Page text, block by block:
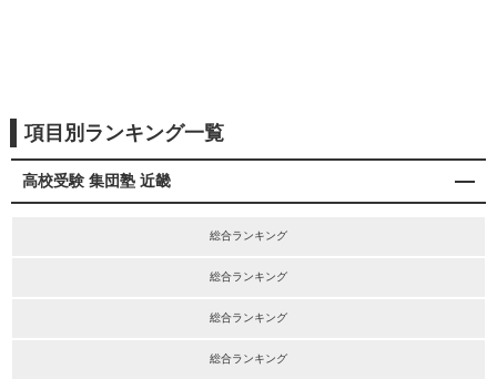
項目別ランキング一覧
高校受験 集団塾 近畿
総合ランキング
総合ランキング
総合ランキング
総合ランキング